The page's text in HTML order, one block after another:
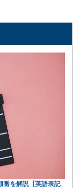
番を解説【英語表記